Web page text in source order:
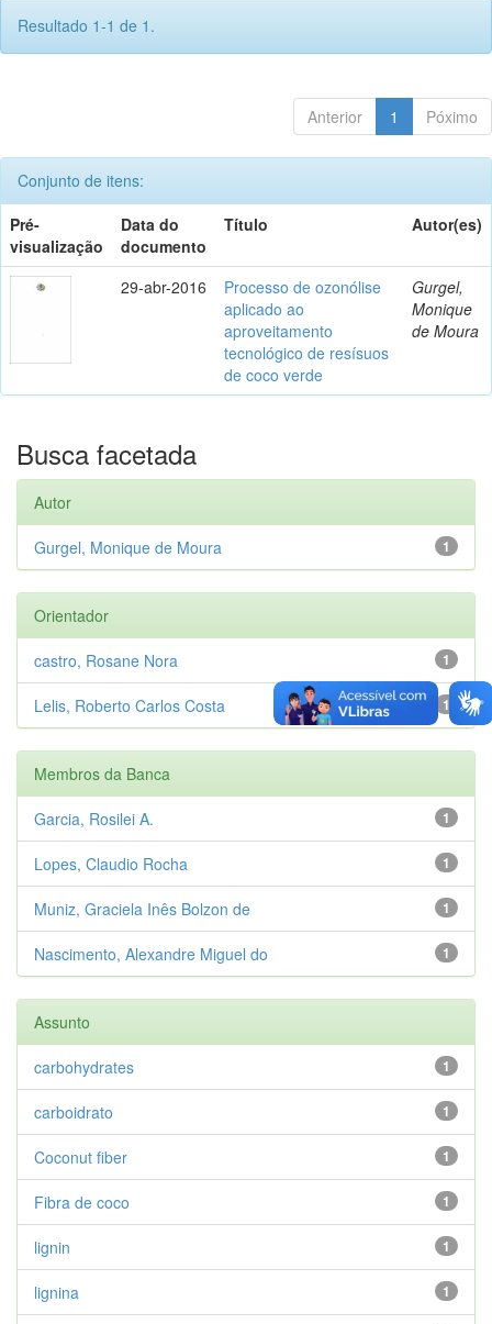
Resultado 1-1 de 1.
Anterior 1 Póximo
Conjunto de itens:
Pré-
visualização
Data do
documento
Título Autor(es)
29-abr-2016
Processo de ozonólise
aplicado ao
aproveitamento
tecnológico de resísuos
de coco verde
Gurgel,
Monique
de Moura
Busca facetada
Autor
1
Gurgel, Monique de Moura
Orientador
1
castro, Rosane Nora
1
Lelis, Roberto Carlos Costa
Membros da Banca
1
Garcia, Rosilei A.
1
Lopes, Claudio Rocha
1
Muniz, Graciela Inês Bolzon de
1
Nascimento, Alexandre Miguel do
Assunto
1
carbohydrates
1
carboidrato
1
Coconut fiber
1
Fibra de coco
1
lignin
1
lignina